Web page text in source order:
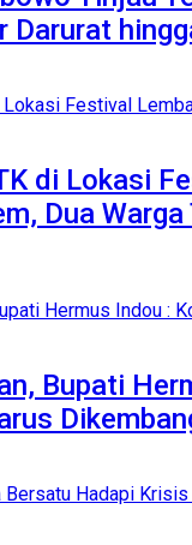
Darurat
di Lokasi
Dua Warga
Bupati